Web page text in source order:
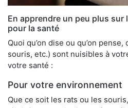
En apprendre un peu plus
pour la santé
Quoi qu’on dise ou qu’on
souris, etc.) sont nuisibles à
votre santé :
Pour votre environnement
Que ce soit les rats ou les